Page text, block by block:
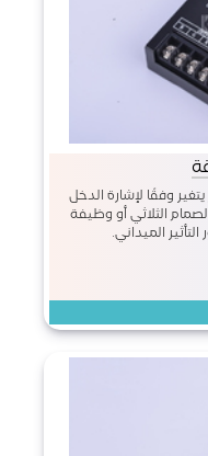
وفقًا لإشارة الدخل
الثلاثي أو وظيفة
الميداني.